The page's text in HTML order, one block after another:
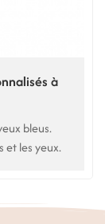
à
bleus.
et les yeux.